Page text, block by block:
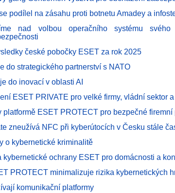
podílel na zásahu proti botnetu Amadey a
nad volbou operačního systému
české pobočky ESET za rok 2025
do strategického partnerství s NATO
do inovací v oblasti AI
ESET PRIVATE pro velké firmy, vládní sektor
platformě ESET PROTECT pro bezpečné
zneužívá NFC při kyberútocích v Česku stále
o kybernetické kriminalitě
kybernetické ochrany ESET pro domácnosti a
PROTECT minimalizuje rizika kybernetických
komunikační platformy